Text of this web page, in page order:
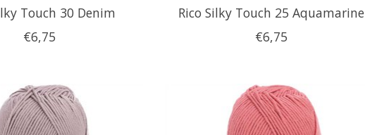
Touch 30 Denim
€6,75
Rico Silky Touch 25 Aquamarine
€6,75